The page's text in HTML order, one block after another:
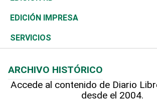
Caribe
Resto del mundo
Global y variable
Economía personal
Novedades
Podcast Arte Libre
Hablando con el pediatra
Olimpismo
Más deportes
Línea de hit
El Espía
Noticiero Poteleche
Martes de tecnología
Cambio climático
Deportes
Opinión
Hecho en casa
EDICIÓN IMPRESA
SERVICIOS
Cumpleaños
ARCHIVO HISTÓRICO
Accede al contenido de Diario
desde el 2004.